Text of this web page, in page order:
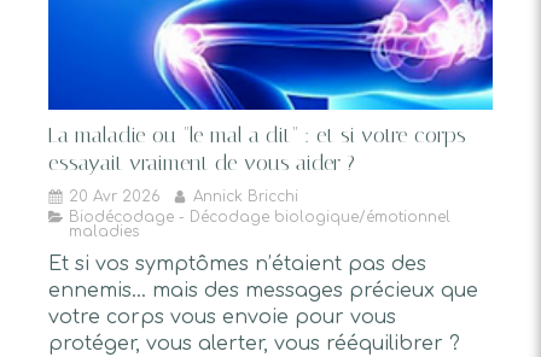
La maladie ou "le mal a dit" : et si votre corps
essayait vraiment de vous aider ?
20 Avr 2026
Annick Bricchi
Biodécodage - Décodage biologique/émotionnel
maladies
Et si vos symptômes n’étaient pas des
ennemis… mais des messages précieux que
votre corps vous envoie pour vous
protéger, vous alerter, vous rééquilibrer ?